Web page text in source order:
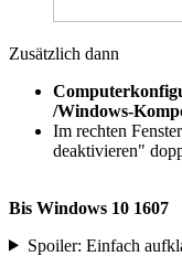
Zusätzlich dann
/Windows-
Im rechten
deaktivieren"
Bis Windows 10 1607
Spoiler: Einfach